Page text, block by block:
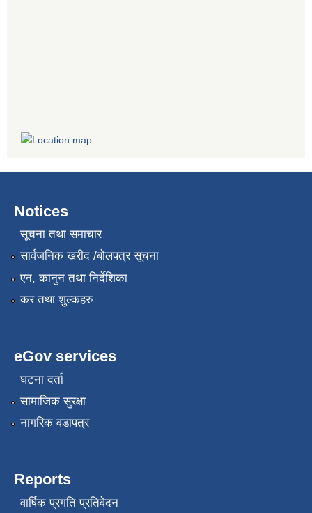
Notices
सूचना तथा समाचार
सार्वजनिक खरीद /बोलपत्र सूचना
एन, कानुन तथा निर्देशिका
कर तथा शुल्कहरु
eGov services
घटना दर्ता
सामाजिक सुरक्षा
नागरिक वडापत्र
Reports
वार्षिक प्रगति प्रतिवेदन